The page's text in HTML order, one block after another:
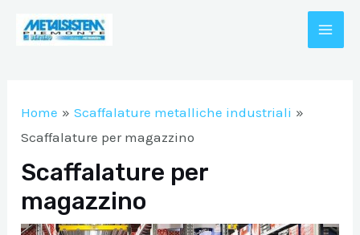
Home
Scaffalature metalliche industriali
Scaffalature per magazzino
Scaffalature per
magazzino
DISATTIVA
DISATTIVA